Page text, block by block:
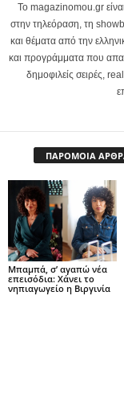
Το magazinomou.gr
στην τηλεόραση, τη
και θέματα από την
και προγράμματα που
δημοφιλείς σειρές,
ΠΑΡΟΜΟΙΑ
Μπαμπά, σ’ αγαπώ νέα
επεισόδια: Χάνει το
νηπιαγωγείο η Βιργινία